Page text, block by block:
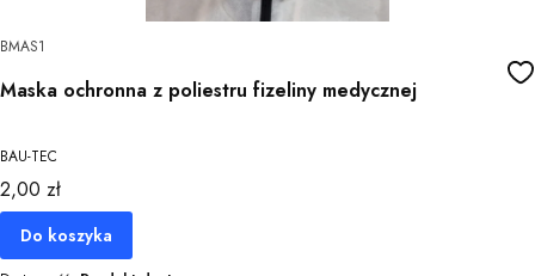
BMAS1
Maska ochronna z poliestru fizeliny medycznej
BAU-TEC
Cena
2,00 zł
Do koszyka